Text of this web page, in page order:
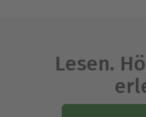
Lesen.